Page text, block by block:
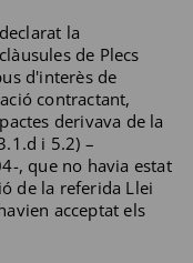
la
de Plecs
d'interès de
contractant,
derivava de la
i 5.2) –
, que no havia estat
de la referida Llei
acceptat els